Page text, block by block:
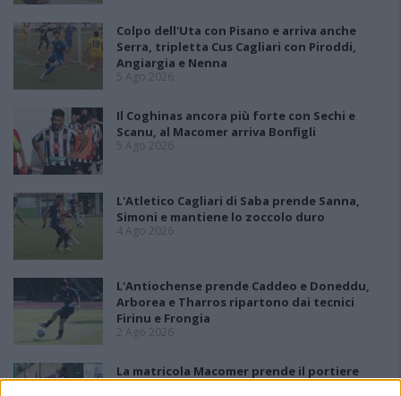
Colpo dell'Uta con Pisano e arriva anche
Serra, tripletta Cus Cagliari con Piroddi,
Angiargia e Nenna
5 Ago 2026
Il Coghinas ancora più forte con Sechi e
Scanu, al Macomer arriva Bonfigli
5 Ago 2026
L'Atletico Cagliari di Saba prende Sanna,
Simoni e mantiene lo zoccolo duro
4 Ago 2026
L'Antiochense prende Caddeo e Doneddu,
Arborea e Tharros ripartono dai tecnici
Firinu e Frongia
2 Ago 2026
La matricola Macomer prende il portiere